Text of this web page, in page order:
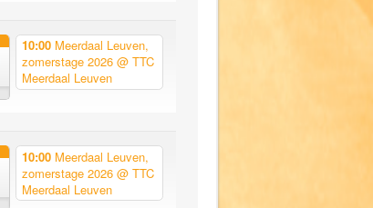
10:00 Meerdaal Leuven,
zomerstage 2026 @ TTC
Meerdaal Leuven
10:00 Meerdaal Leuven,
zomerstage 2026 @ TTC
Meerdaal Leuven